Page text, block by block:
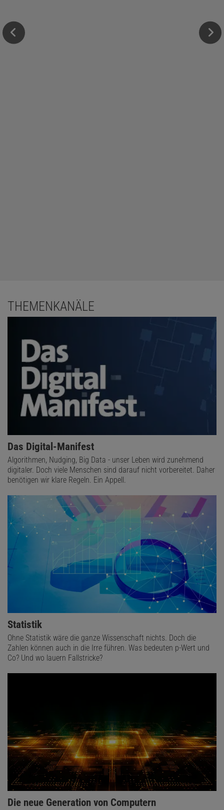
THEMENKANÄLE
Das Digital-Manifest
Algorithmen, Nudging, Big Data - unser Leben wird zunehmend
digitaler. Doch viele Menschen sind darauf nicht vorbereitet. Daher
benötigen wir klare Regeln. Ein Appell.
Statistik
Ohne Statistik wäre die ganze Wissenschaft nichts. Doch die
Zahlen können auch in die Irre führen. Was bedeuten p-Wert und
Co? Und wo lauern Fallstricke?
Die neue Generation von Computern